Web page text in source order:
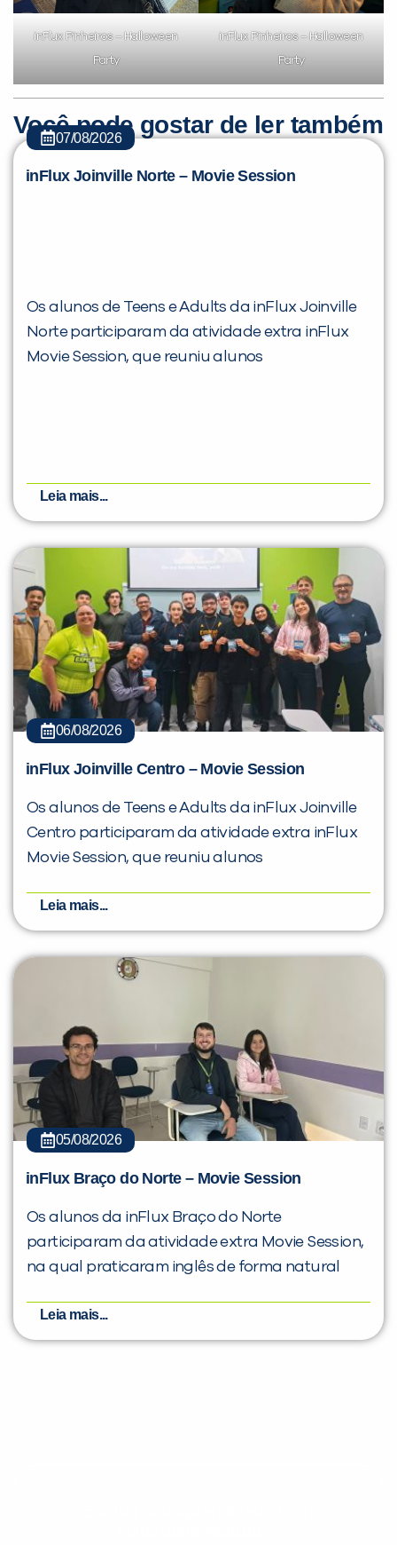
inFlux Pinheiros – Halloween
Party
inFlux Pinheiros – Halloween
Party
Você pode gostar de ler também
07/08/2026
inFlux Joinville Norte – Movie Session
Os alunos de Teens e Adults da inFlux Joinville
Norte participaram da atividade extra inFlux
Movie Session, que reuniu alunos
Leia mais...
06/08/2026
inFlux Joinville Centro – Movie Session
Os alunos de Teens e Adults da inFlux Joinville
Centro participaram da atividade extra inFlux
Movie Session, que reuniu alunos
Leia mais...
05/08/2026
inFlux Braço do Norte – Movie Session
Os alunos da inFlux Braço do Norte
participaram da atividade extra Movie Session,
na qual praticaram inglês de forma natural
Leia mais...